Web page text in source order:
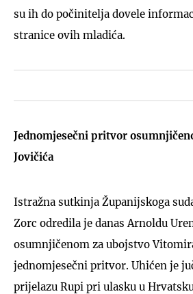
su ih do počinitelja dovele
stranice ovih mladića.
Jednomjesečni pritvor
Jovičića
Istražna sutkinja Županijskoga
Zorc odredila je danas Arnoldu
osumnjičenom za ubojstvo
jednomjesečni pritvor. Uhićen je
prijelazu Rupi pri ulasku u